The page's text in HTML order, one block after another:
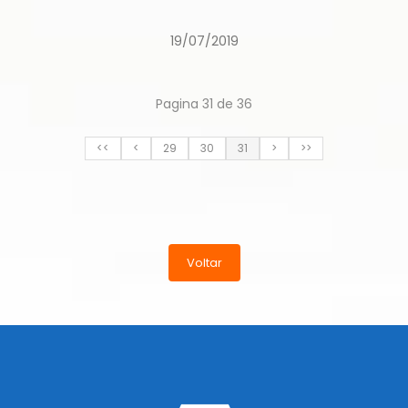
19/07/2019
Pagina 31 de 36
<< < 29 30 31 > >>
Voltar